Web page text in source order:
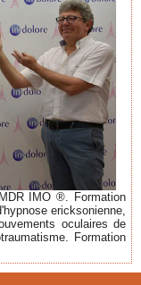
IMO ®. Formation
ericksonienne,
oculaires de
Formation